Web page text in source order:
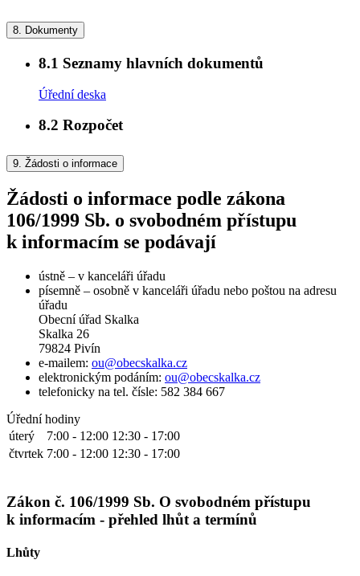
8. Dokumenty
8.1 Seznamy hlavních dokumentů
Úřední deska
8.2 Rozpočet
9. Žádosti o informace
Žádosti o informace podle zákona
106/1999 Sb. o svobodném přístupu
k informacím se podávají
ústně – v kanceláři úřadu
písemně – osobně v kanceláři úřadu nebo poštou na adresu
úřadu
Obecní úřad Skalka
Skalka 26
79824 Pivín
e-mailem: ou@obecskalka.cz
elektronickým podáním: ou@obecskalka.cz
telefonicky na tel. čísle: 582 384 667
Úřední hodiny
úterý
7:00 - 12:00 12:30 - 17:00
čtvrtek 7:00 - 12:00 12:30 - 17:00
Zákon č. 106/1999 Sb. O svobodném přístupu
k informacím - přehled lhůt a termínů
Lhůty